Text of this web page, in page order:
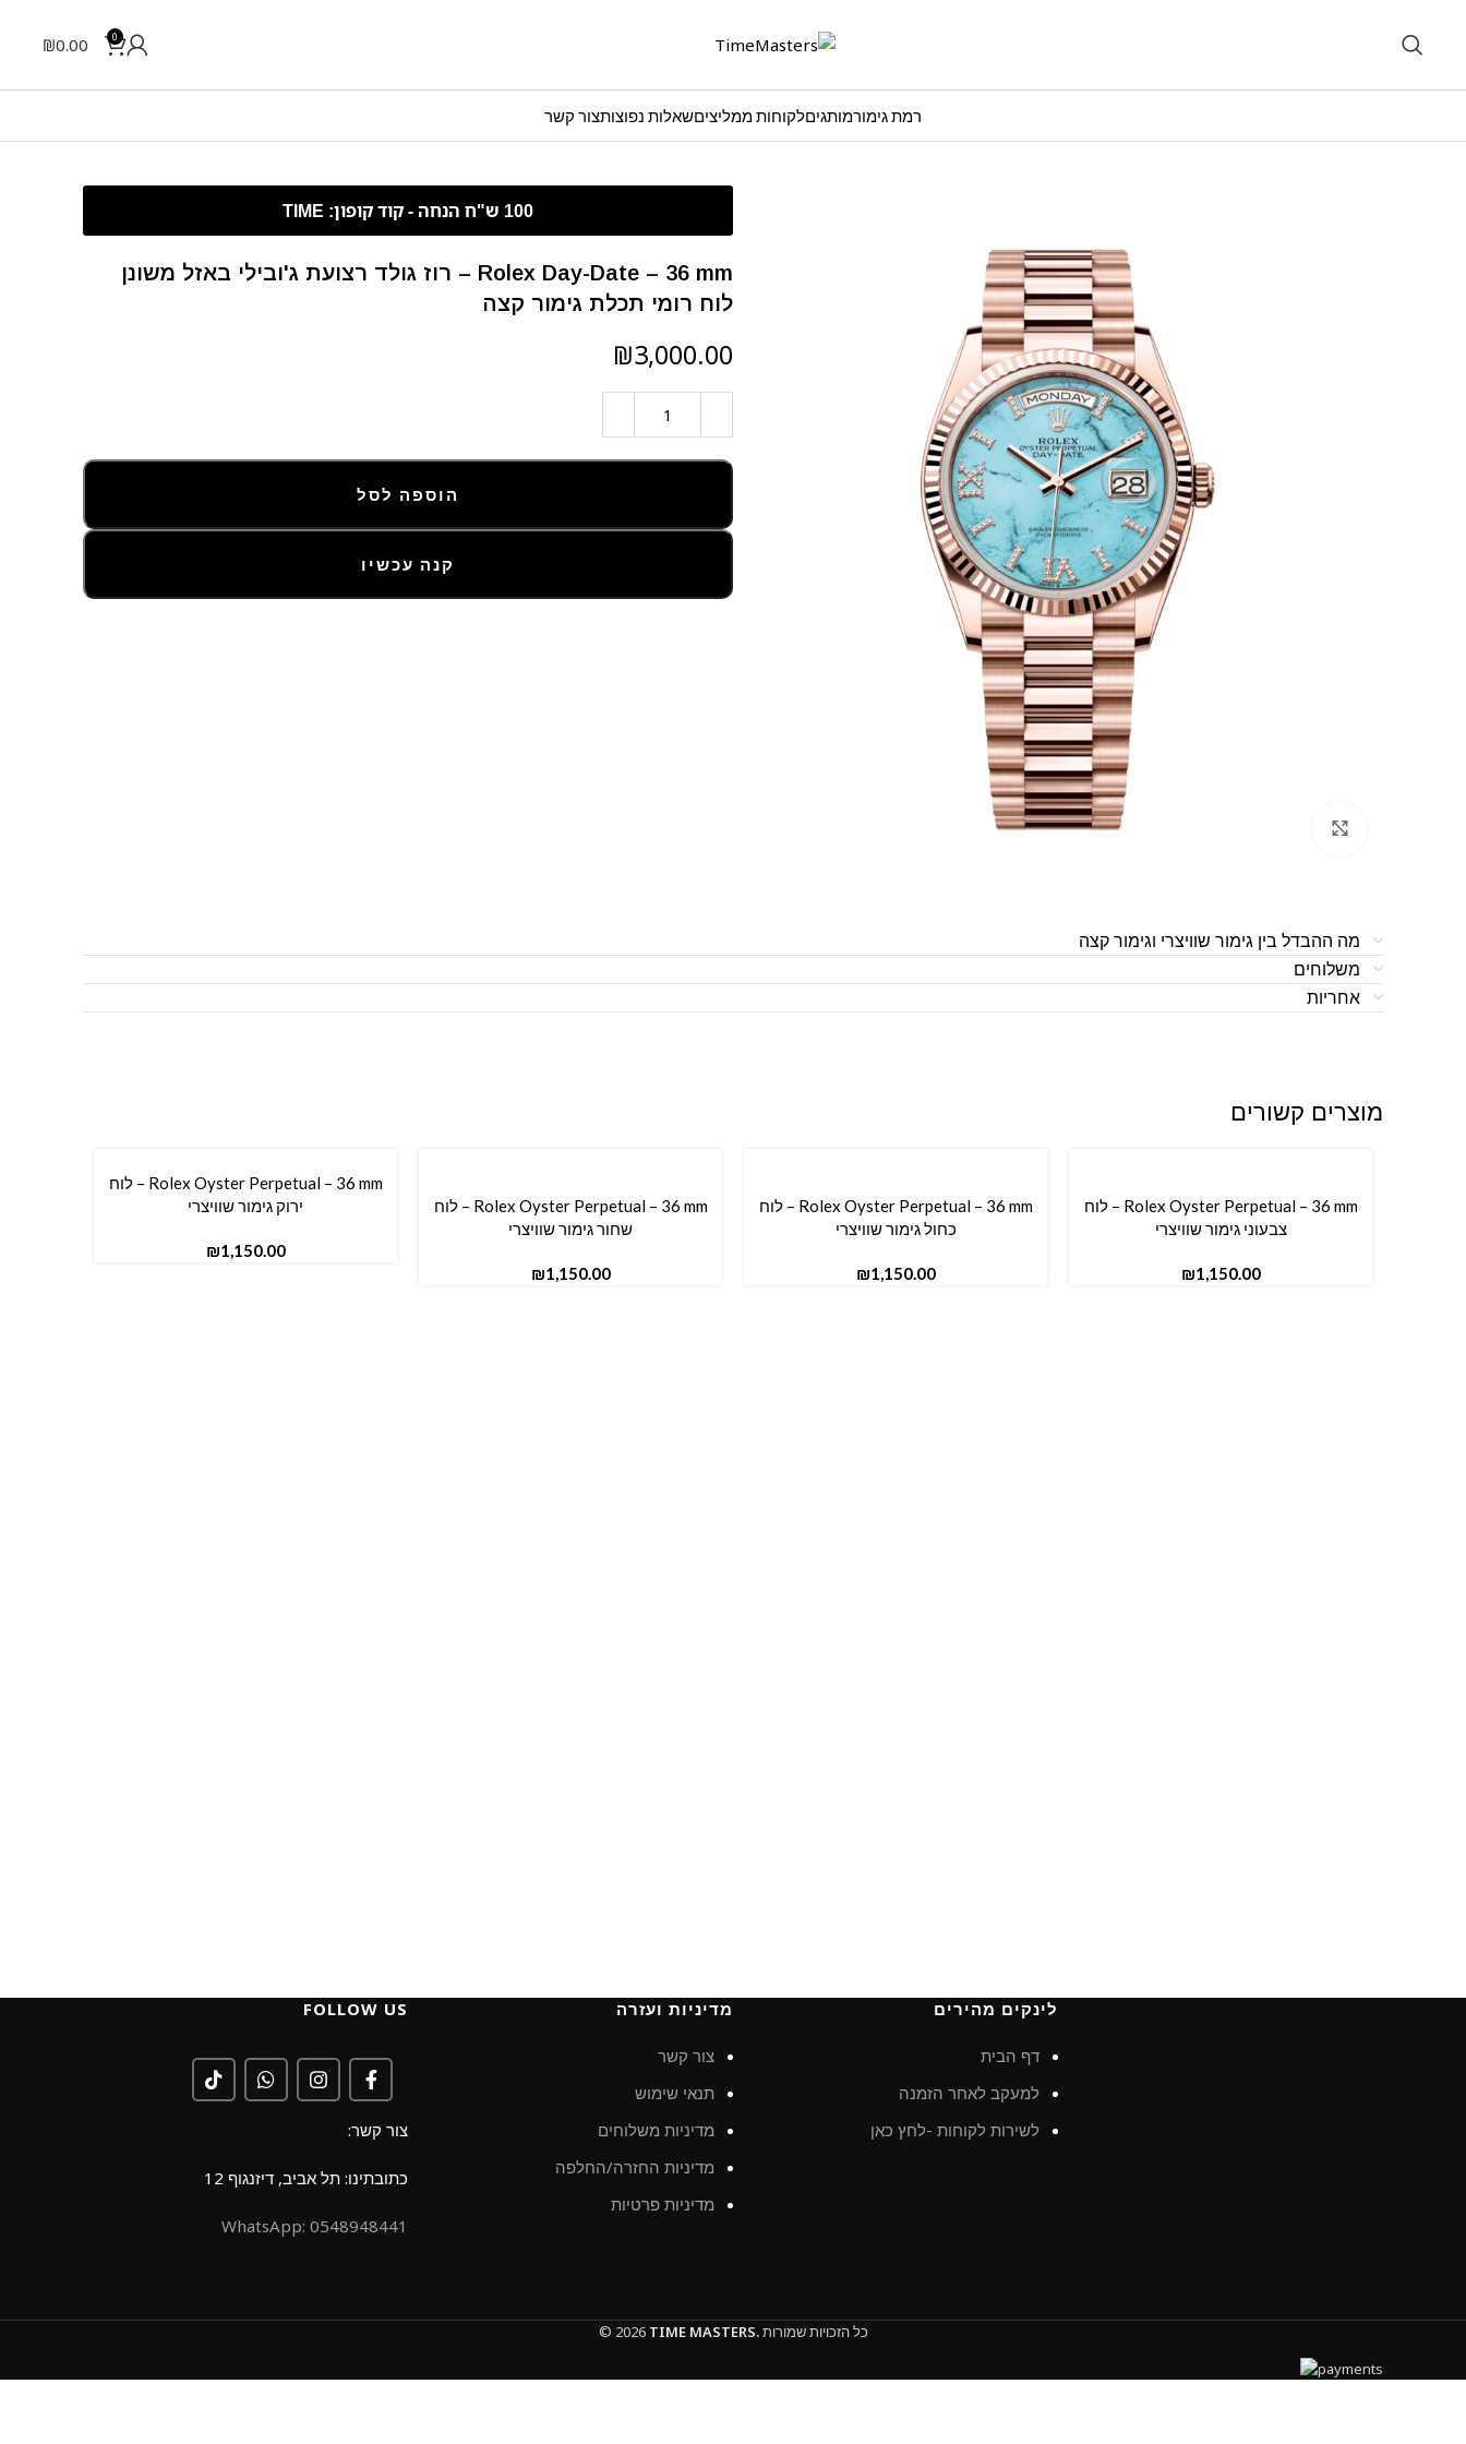
0
₪0.00
רמת גימורמותגיםלקוחות ממליציםשאלות נפוצותצור קשר
Rolex Day-Date – 36 mm – רוז גולד רצועת ג'ובילי באזל משונן
לוח רומי תכלת גימור קצה
₪
הוספה לסל
קנה עכשיו
מה ההבדל בין גימור שוויצרי וגימור קצה
משלוחים
אחריות
מוצרים קשורים
הוספה לסל
Rolex Oyster Perpetual – 36 mm – לוח
צבעוני גימור שוויצרי
₪
הוספה לסל
Rolex Oyster Perpetual – 36 mm – לוח
כחול גימור שוויצרי
₪
הוספה לסל
Rolex Oyster Perpetual – 36 mm – לוח
שחור גימור שוויצרי
₪
הוספה לסל
Rolex Oyster Perpetual – 36 mm – לוח
ירוק גימור שוויצרי
₪
לינקים מהירים
דף הבית
למעקב לאחר הזמנה
לשירות לקוחות -לחץ כאן
מדיניות ועזרה
צור קשר
תנאי שימוש
מדיניות משלוחים
מדיניות החזרה/החלפה
מדיניות פרטיות
FOLLOW US
צור קשר:
כתובתינו: תל אביב, דיזנגוף 12
0548948441 :WhatsApp
© 2026 TIME MASTERS.כל הזכויות שמורות